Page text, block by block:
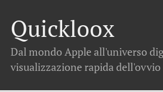
Quickloox
Dal mondo Apple all'universo
visualizzazione rapida dell'ovvio